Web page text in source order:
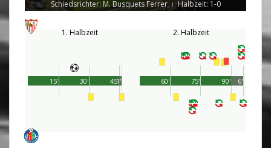
Schiedsrichter: M. Busquets Ferrer
| Halbzeit: 1-0
1. Halbzeit
45'
15' 30' 1'
2. Halbzeit
90'
60' 75' 6'